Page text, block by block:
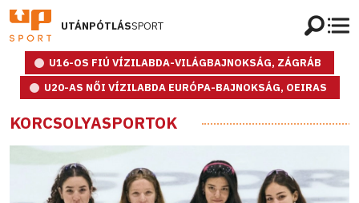
UTÁNPÓTLÁSSPORT
U16-OS FIÚ VÍZILABDA-VILÁGBAJNOKSÁG, ZÁGRÁB
U20-AS NŐI VÍZILABDA EURÓPA-BAJNOKSÁG, OEIRAS
KORCSOLYASPORTOK